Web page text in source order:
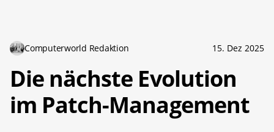
Computerworld Redaktion 15. Dez 2025
Die nächste Evolution
im Patch-Management